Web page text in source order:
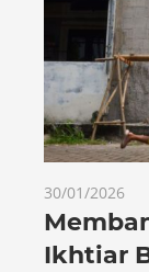
30/01/2026
Ikhtiar